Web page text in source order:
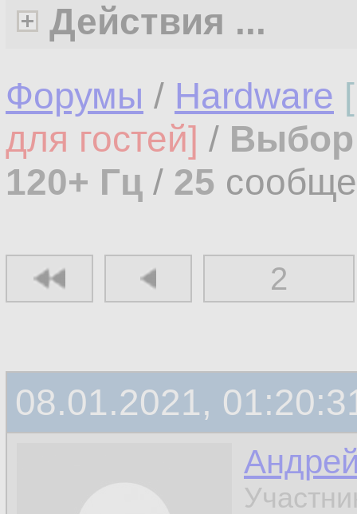
Действия ...
Форумы / Hardware
для гостей] / Выбор
120+ Гц / 25
2
08.01.2021,